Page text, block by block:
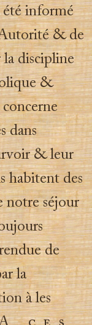
été informé
& de
discipline
&
dans
& leur
habitent des
notre séjour
de
la
à les